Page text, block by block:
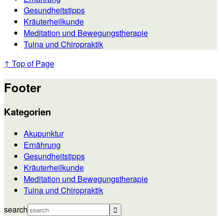
Gesundheitstipps
Kräuterheilkunde
Meditation und Bewegungstherapie
Tuina und Chiropraktik
↑ Top of Page
Footer
Kategorien
Akupunktur
Ernährung
Gesundheitstipps
Kräuterheilkunde
Meditation und Bewegungstherapie
Tuina und Chiropraktik
search